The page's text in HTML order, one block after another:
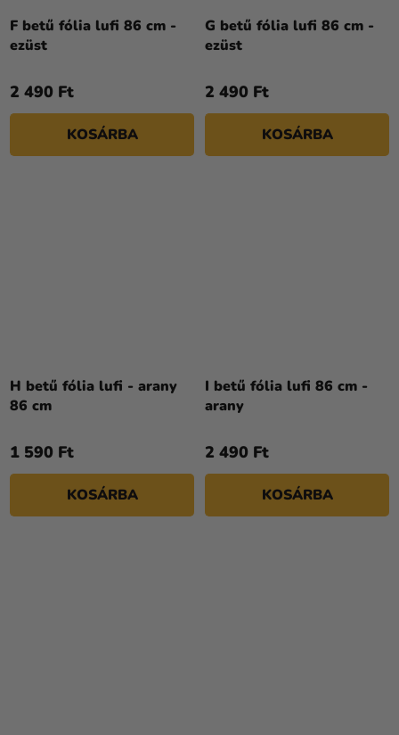
F betű fólia lufi 86 cm -
ezüst
2 490 Ft
KOSÁRBA
G betű fólia lufi 86 cm -
ezüst
2 490 Ft
KOSÁRBA
H betű fólia lufi - arany
86 cm
1 590 Ft
KOSÁRBA
I betű fólia lufi 86 cm -
arany
2 490 Ft
KOSÁRBA